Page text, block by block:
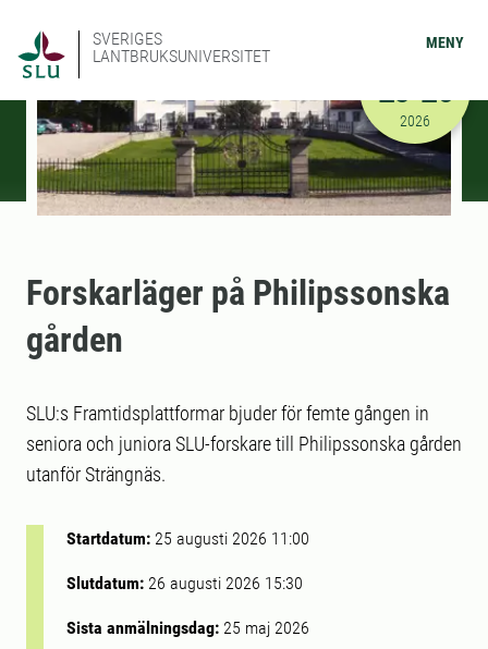
SVERIGES
LANTBRUKSUNIVERSITET
MENY
2026-08-
25-26
2026
Forskarläger på Philipssonska
gården
SLU:s Framtidsplattformar bjuder för femte gången in
seniora och juniora SLU-forskare till Philipssonska gården
utanför Strängnäs.
Startdatum: 25 augusti 2026 11:00
Slutdatum: 26 augusti 2026 15:30
Sista anmälningsdag: 25 maj 2026